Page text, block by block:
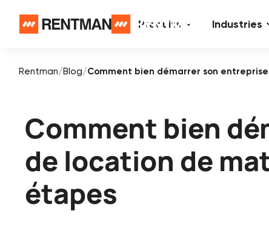
Produits Industries
Rentman/Blog/Comment bien démarrer son
Comment bien
de location de
étapes